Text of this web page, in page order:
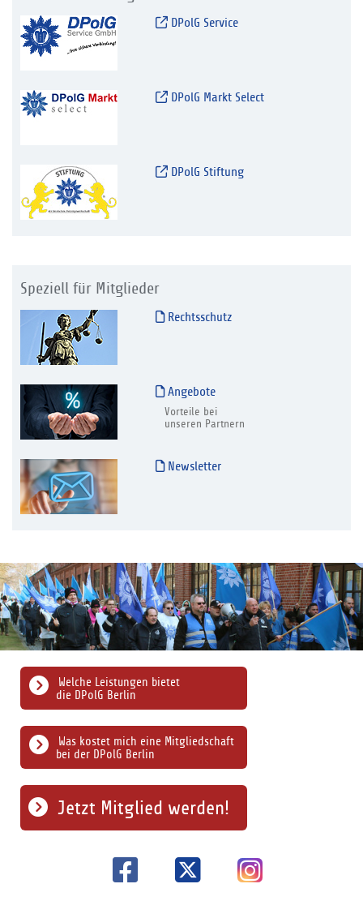
DPolG Service
DPolG Markt Select
DPolG Stiftung
Speziell für Mitglieder
Rechtsschutz
Angebote
Vorteile bei
unseren Partnern
Newsletter
Was kostet mich eine Mitgliedschaft
bei der DPolG Berlin
Welche Leistungen bietet
die DPolG Berlin
Jetzt Mitglied werden!